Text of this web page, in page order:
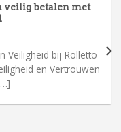
veilig betalen met
Veiligheid bij Rolletto
en Vertrouwen